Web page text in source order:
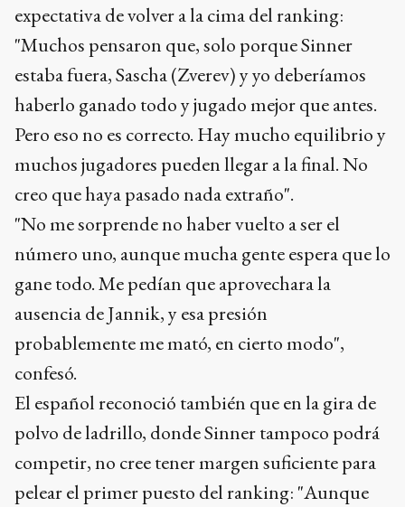
expectativa de volver a la cima del ranking:
"Muchos pensaron que, solo porque Sinner
estaba fuera, Sascha (Zverev) y yo deberíamos
haberlo ganado todo y jugado mejor que antes.
Pero eso no es correcto. Hay mucho equilibrio y
muchos jugadores pueden llegar a la final. No
creo que haya pasado nada extraño".
"No me sorprende no haber vuelto a ser el
número uno, aunque mucha gente espera que lo
gane todo. Me pedían que aprovechara la
ausencia de Jannik, y esa presión
probablemente me mató, en cierto modo",
confesó.
El español reconoció también que en la gira de
polvo de ladrillo, donde Sinner tampoco podrá
competir, no cree tener margen suficiente para
pelear el primer puesto del ranking: "Aunque